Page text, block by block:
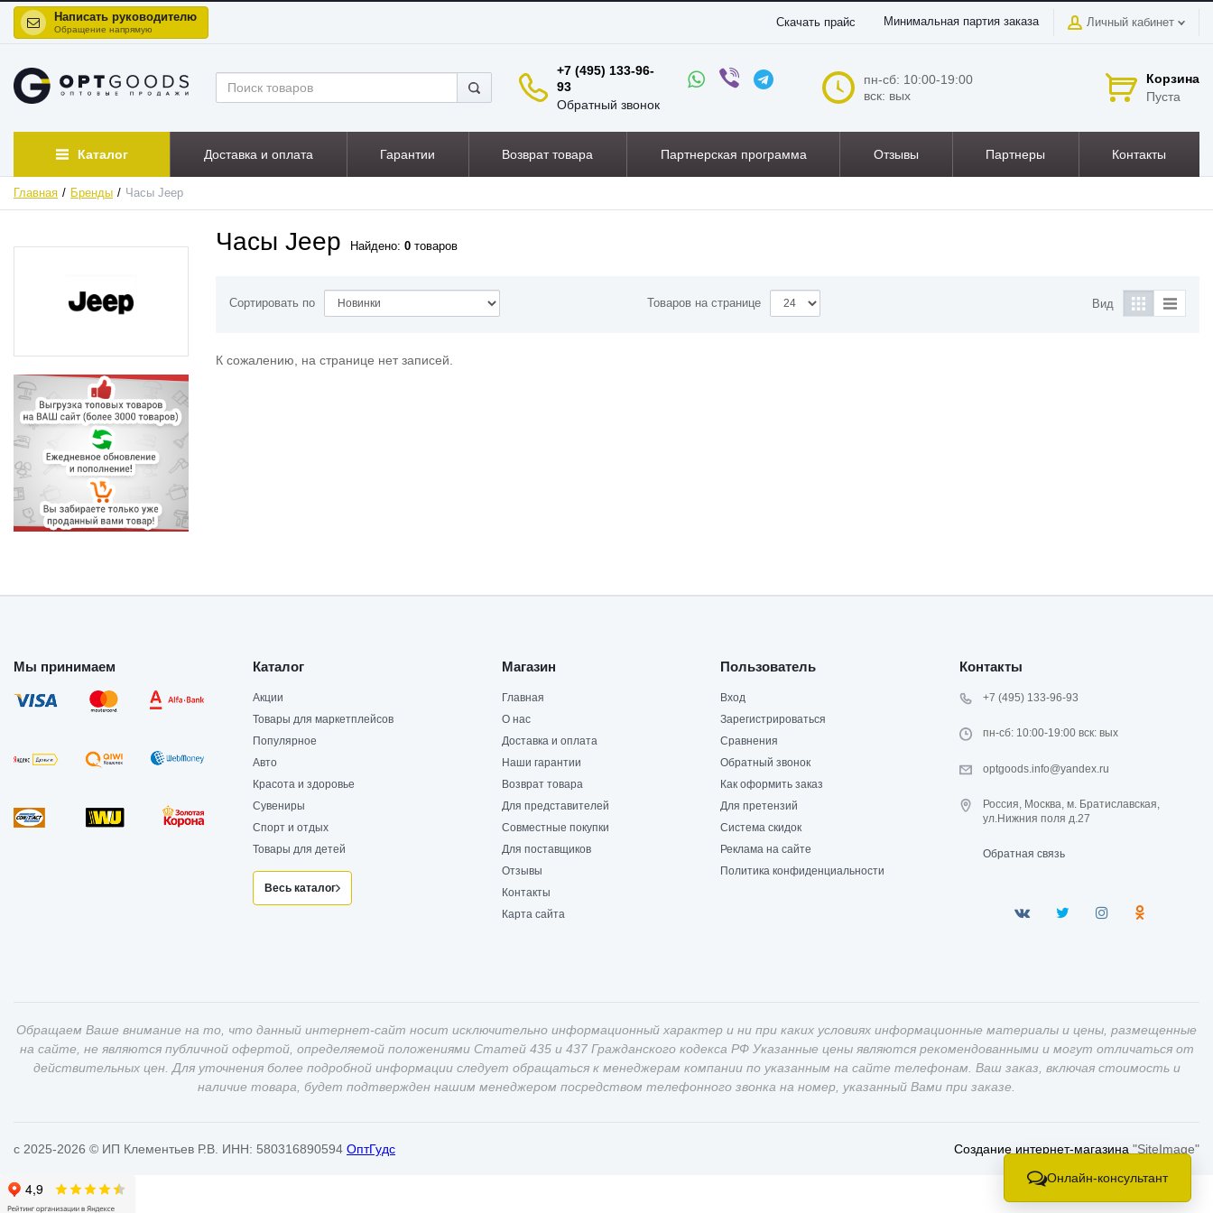
Написать руководителю
Обращение напрямую
Скачать прайс Минимальная партия заказа Личный кабинет
+7 (495) 133-96-
93
Обратный звонок
пн-сб: 10:00-19:00
вск: вых
Корзина
Пуста
Каталог Доставка и оплата Гарантии Возврат товара Партнерская программа Отзывы Партнеры Контакты
Главная Бренды Часы Jeep
Часы Jeep Найдено: 0 товаров
Сортировать по Товаров на странице Вид
К сожалению, на странице нет записей.
Мы принимаем Каталог
Акции
Товары для маркетплейсов
Популярное
Авто
Красота и здоровье
Сувениры
Спорт и отдых
Товары для детей
Весь каталог
Магазин
Главная
О нас
Доставка и оплата
Наши гарантии
Возврат товара
Для представителей
Совместные покупки
Для поставщиков
Отзывы
Контакты
Карта сайта
Пользователь
Вход
Зарегистрироваться
Сравнения
Обратный звонок
Как оформить заказ
Для претензий
Система скидок
Реклама на сайте
Политика конфиденциальности
Контакты
+7 (495) 133-96-93
пн-сб: 10:00-19:00 вск: вых
optgoods.info@yandex.ru
Россия, Москва, м. Братиславская,
ул.Нижния поля д.27
Обратная связь
Обращаем Ваше внимание на то, что данный интернет-сайт носит исключительно информационный характер и ни при каких условиях информационные материалы и цены, размещенные
на сайте, не являются публичной офертой, определяемой положениями Статей 435 и 437 Гражданского кодекса РФ Указанные цены являются рекомендованными и могут отличаться от
действительных цен. Для уточнения более подробной информации следует обращаться к менеджерам компании по указанным на сайте телефонам. Ваш заказ, включая стоимость и
наличие товара, будет подтвержден нашим менеджером посредством телефонного звонка на номер, указанный Вами при заказе.
c 2025-2026 © ИП Клементьев Р.В. ИНН: 580316890594 ОптГудс Создание интернет-магазина "SiteImage"
Онлайн-консультант